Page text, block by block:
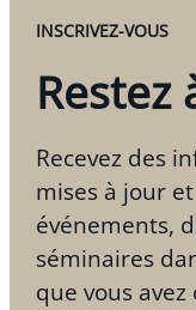
INSCRIVEZ-VOUS
Restez
Recevez des
mises à jour
événements,
séminaires
que vous avez